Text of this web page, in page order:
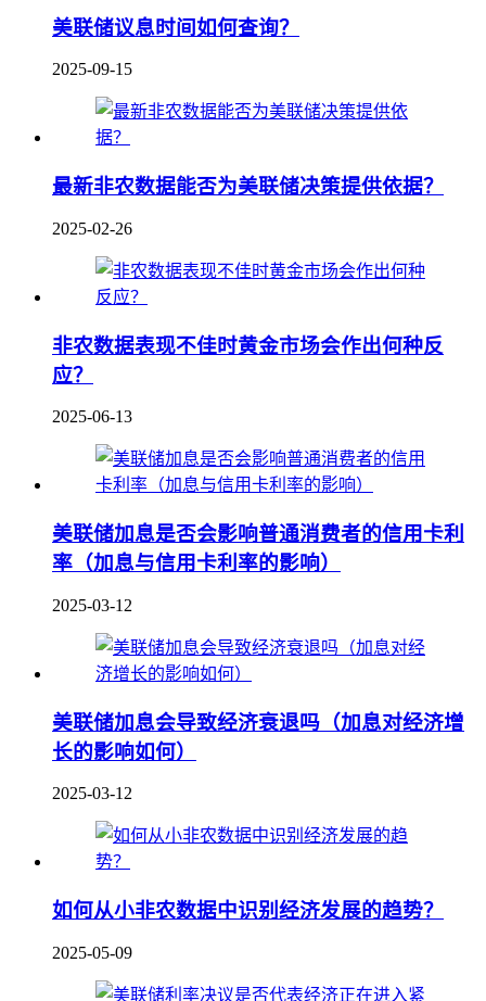
美联储议息时间如何查询？
2025-09-15
最新非农数据能否为美联储决策提供依据？
2025-02-26
非农数据表现不佳时黄金市场会作出何种反
应？
2025-06-13
美联储加息是否会影响普通消费者的信用卡利
率（加息与信用卡利率的影响）
2025-03-12
美联储加息会导致经济衰退吗（加息对经济增
长的影响如何）
2025-03-12
如何从小非农数据中识别经济发展的趋势？
2025-05-09